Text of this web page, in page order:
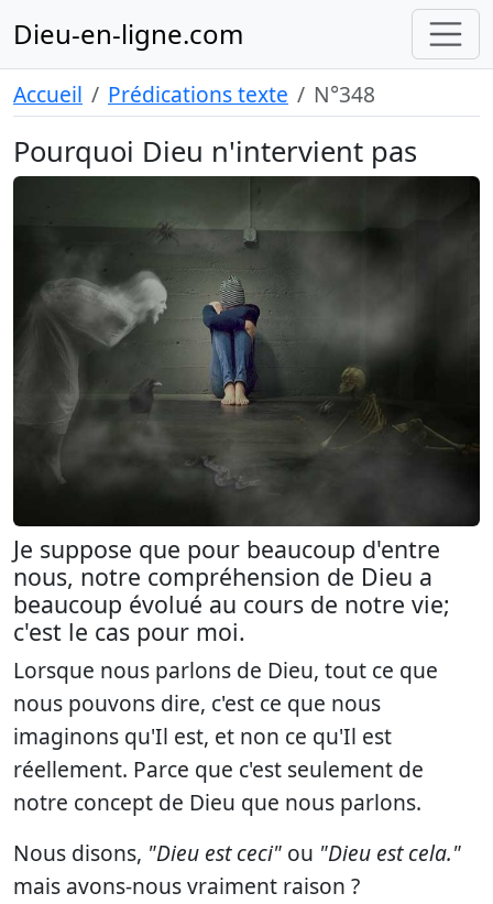
Dieu-en-ligne.com
Accueil Prédications texte N°348
Pourquoi Dieu n'intervient pas
Je suppose que pour beaucoup d'entre
nous, notre compréhension de Dieu a
beaucoup évolué au cours de notre vie;
c'est le cas pour moi.
Lorsque nous parlons de Dieu, tout ce que
nous pouvons dire, c'est ce que nous
imaginons qu'Il est, et non ce qu'Il est
réellement. Parce que c'est seulement de
notre concept de Dieu que nous parlons.
Nous disons, "Dieu est ceci" ou "Dieu est cela."
mais avons-nous vraiment raison ?